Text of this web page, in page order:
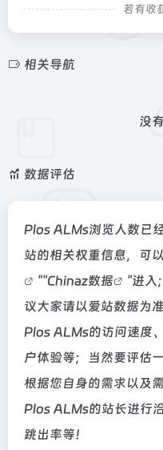
若有收
相关导航
没
数据评估
Plos ALMs浏览人数已
站的相关权重信息，可
""Chinaz数据
"进入
议大家请以爱站数据为
Plos ALMs的访问速度
户体验等；当然要评估
根据您自身的需求以及
Plos ALMs的站长进行
跳出率等！